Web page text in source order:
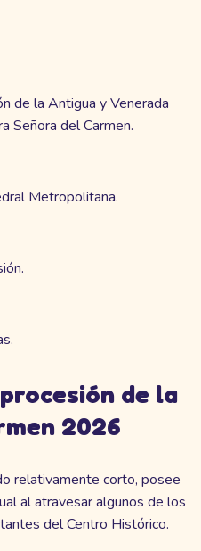
de la Antigua y Venerada
Señora del Carmen.
Metropolitana.
de la
2026
relativamente corto, posee
al atravesar algunos de los
del Centro Histórico.